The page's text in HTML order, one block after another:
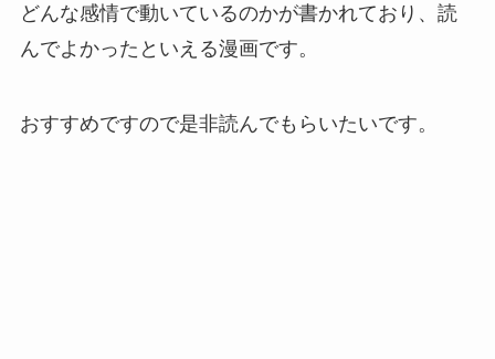
どんな感情で動いているのかが書かれており、読
んでよかったといえる漫画です。
おすすめですので是非読んでもらいたいです。